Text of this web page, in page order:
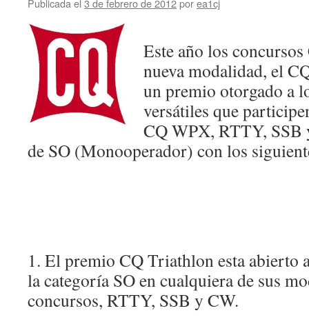
Publicada el 3 de febrero de 2012porea1cj
Este año los
nueva modalidad, el
un premio otorgado a
versátiles que
CQ WPX, RTTY, SSB
de SO (Monooperador) con los
1. El premio CQ Triathlon esta abierto
la categoría SO en cualquiera de sus
concursos, RTTY, SSB y CW.